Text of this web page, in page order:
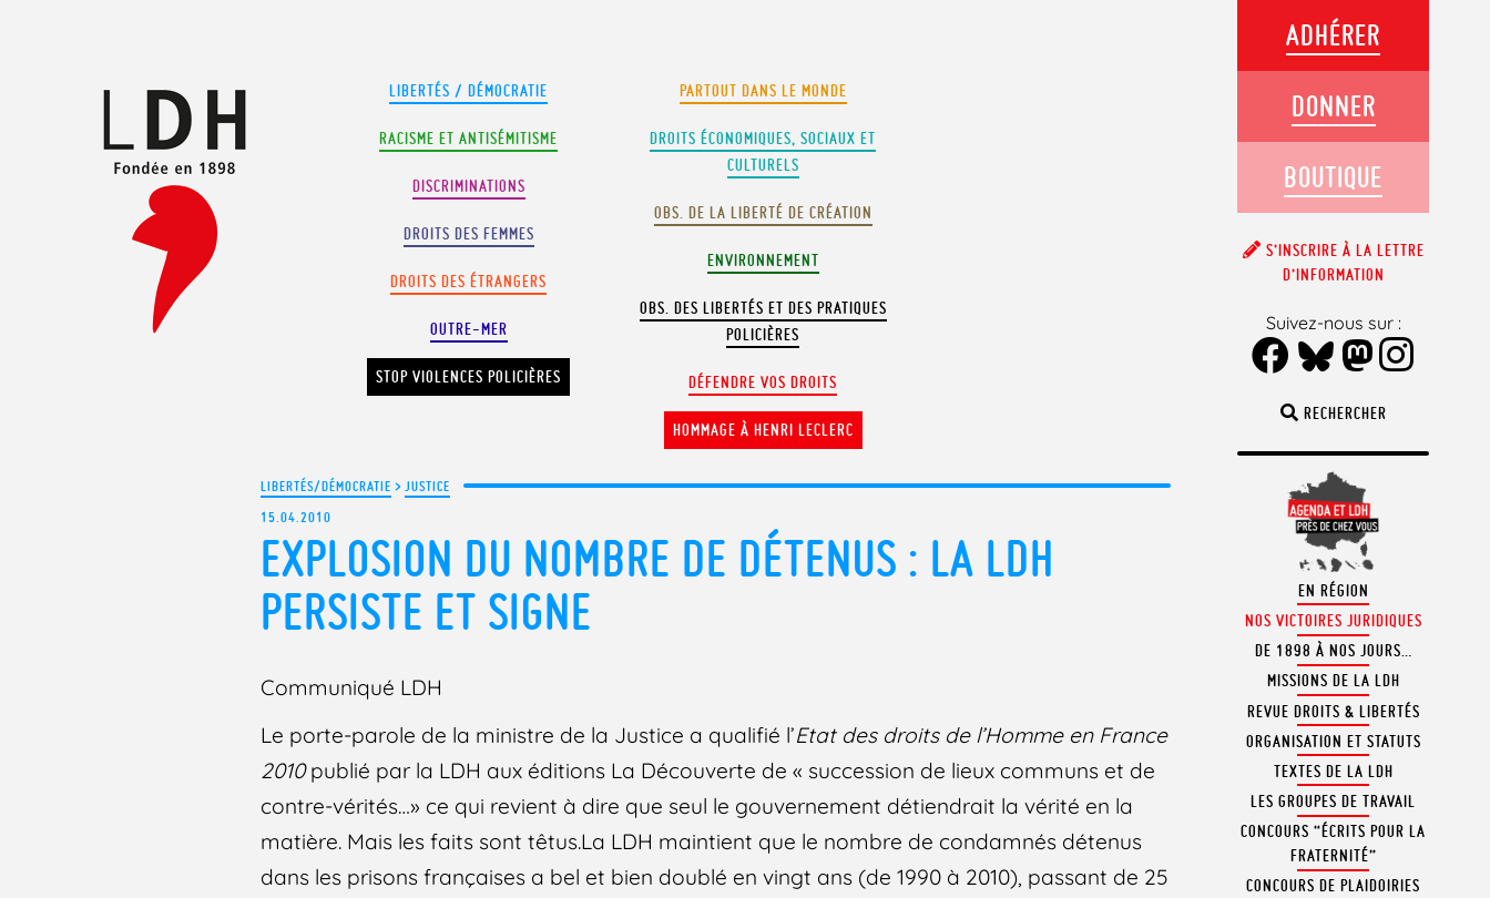
LIBERTÉS / DÉMOCRATIE
RACISME ET ANTISÉMITISME
DISCRIMINATIONS
DROITS DES FEMMES
DROITS DES ÉTRANGERS
OUTRE-MER
STOP VIOLENCES POLICIÈRES
PARTOUT DANS LE MONDE
DROITS ÉCONOMIQUES, SOCIAUX ET
CULTURELS
OBS. DE LA LIBERTÉ DE CRÉATION
ENVIRONNEMENT
OBS. DES LIBERTÉS ET DES PRATIQUES
POLICIÈRES
DÉFENDRE VOS DROITS
HOMMAGE À HENRI LECLERC
LIBERTÉS/DÉMOCRATIE > JUSTICE
15.04.2010
EXPLOSION DU NOMBRE DE DÉTENUS : LA LDH
PERSISTE ET SIGNE
Communiqué LDH
Le porte-parole de la ministre de la Justice a qualifié l’Etat des droits de l’Homme en France
2010publié par la LDH aux éditions La Découverte de « succession de lieux communs et de
contre-vérités…» ce qui revient à dire que seul le gouvernement détiendrait la vérité en la
matière. Mais les faits sont têtus.La LDH maintient que le nombre de condamnés détenus
dans les prisons françaises a bel et bien doublé en vingt ans (de 1990 à 2010), passant de 25
RECHERCHER
EN RÉGION
NOS VICTOIRES JURIDIQUES
DE 1898 À NOS JOURS…
MISSIONS DE LA LDH
REVUE DROITS & LIBERTÉS
ORGANISATION ET STATUTS
TEXTES DE LA LDH
LES GROUPES DE TRAVAIL
CONCOURS “ÉCRITS POUR LA
FRATERNITÉ”
CONCOURS DE PLAIDOIRIES
ADHÉRER
DONNER
BOUTIQUE
S’INSCRIRE À LA LETTRE
D’INFORMATION
Suivez-nous sur :